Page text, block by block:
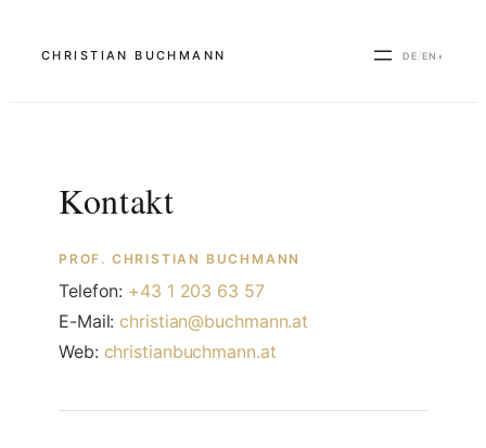
InhaltCHRISTIAN BUCHMANN DE/EN ◐
Kontakt
PROF. CHRISTIAN BUCHMANN
Telefon: +43 1 203 63 57
E-Mail: christian@buchmann.at
Web: christianbuchmann.at